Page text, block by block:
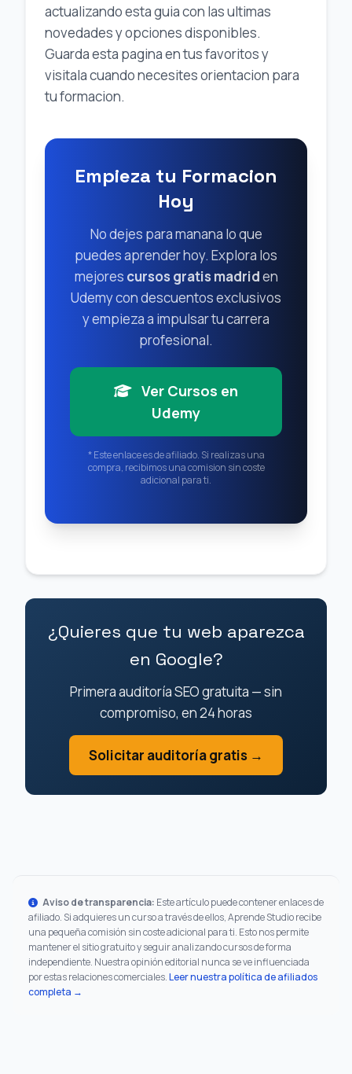
actualizando esta guia con las ultimas
novedades y opciones disponibles.
Guarda esta pagina en tus favoritos y
visitala cuando necesites orientacion para
tu formacion.
Empieza tu Formacion
Hoy
No dejes para manana lo que
puedes aprender hoy. Explora los
mejores cursos gratis madriden
Udemy con descuentos exclusivos
y empieza a impulsar tu carrera
profesional.
Ver Cursos en
Udemy
* Este enlace es de afiliado. Si realizas una
compra, recibimos una comision sin coste
adicional para ti.
¿Quieres que tu web aparezca
en Google?
Primera auditoría SEO gratuita — sin
compromiso, en 24 horas
Solicitar auditoría gratis →
Aviso de transparencia: Este artículo puede contener enlaces de
afiliado. Si adquieres un curso a través de ellos, Aprende Studio recibe
una pequeña comisión sin coste adicional para ti. Esto nos permite
mantener el sitio gratuito y seguir analizando cursos de forma
independiente. Nuestra opinión editorial nunca se ve influenciada
por estas relaciones comerciales.Leer nuestra política de afiliados
completa →